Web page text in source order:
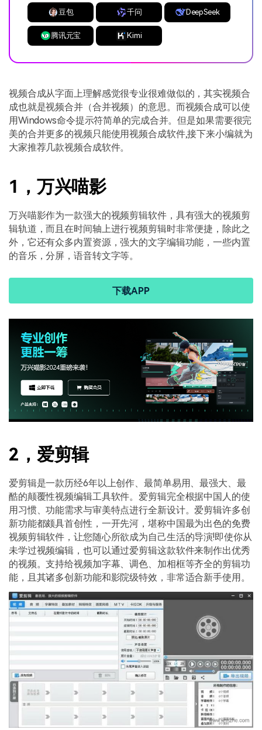
豆包 千问 DeepSeek
腾讯元宝 Kimi
视频合成从字面上理解感觉很专业很难做似的，其实视频合
成也就是视频合并（合并视频）的意思。而视频合成可以使
用Windows命令提示符简单的完成合并。但是如果需要很完
美的合并更多的视频只能使用视频合成软件,接下来小编就为
大家推荐几款视频合成软件。
1，万兴喵影
万兴喵影作为一款强大的视频剪辑软件，具有强大的视频剪
辑轨道，而且在时间轴上进行视频剪辑时非常便捷，除此之
外，它还有众多内置资源，强大的文字编辑功能，一些内置
的音乐，分屏，语音转文字等。
下载APP
2，爱剪辑
爱剪辑是一款历经6年以上创作、最简单易用、最强大、最
酷的颠覆性视频编辑工具软件。爱剪辑完全根据中国人的使
用习惯、功能需求与审美特点进行全新设计。爱剪辑许多创
新功能都颇具首创性，一开先河，堪称中国最为出色的免费
视频剪辑软件，让您随心所欲成为自己生活的导演!即使你从
未学过视频编辑，也可以通过爱剪辑这款软件来制作出优秀
的视频。支持给视频加字幕、调色、加相框等齐全的剪辑功
能，且其诸多创新功能和影院级特效，非常适合新手使用。